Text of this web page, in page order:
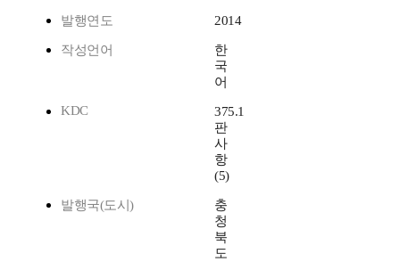
발행연도 2014
작성언어
한
국
어
KDC
375.1
판
사
항
(5)
발행국(도시)
충
청
북
도